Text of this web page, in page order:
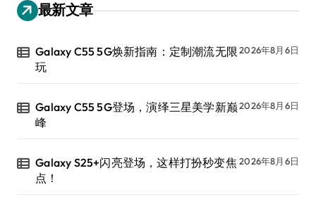
最新文章
Galaxy C55 5G焕新指南：定制潮流无限
玩
2026年8月6日
Galaxy C55 5G登场，演绎三星美学新巅
峰
2026年8月6日
Galaxy S25+闪亮登场，这样打扮秒变焦
点！
2026年8月6日